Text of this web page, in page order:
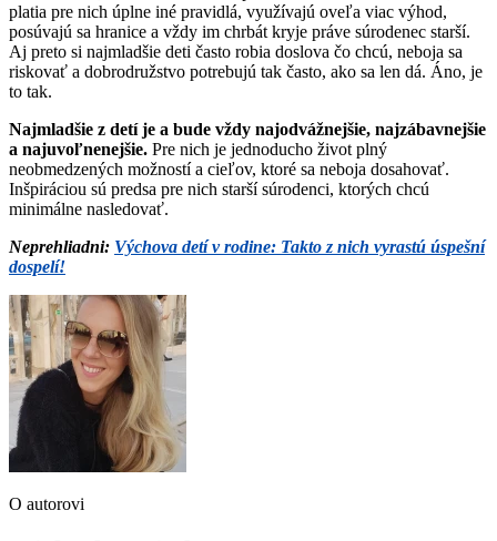
platia pre nich úplne iné pravidlá, využívajú oveľa viac výhod,
posúvajú sa hranice a vždy im chrbát kryje práve súrodenec starší.
Aj preto si najmladšie deti často robia doslova čo chcú, neboja sa
riskovať a dobrodružstvo potrebujú tak často, ako sa len dá. Áno, je
to tak.
Najmladšie z detí je a bude vždy najodvážnejšie, najzábavnejšie
a najuvoľnenejšie. Pre nich je jednoducho život plný
neobmedzených možností a cieľov, ktoré sa neboja dosahovať.
Inšpiráciou sú predsa pre nich starší súrodenci, ktorých chcú
minimálne nasledovať.
Neprehliadni: Výchova detí v rodine: Takto z nich vyrastú úspešní
dospelí!
O autorovi